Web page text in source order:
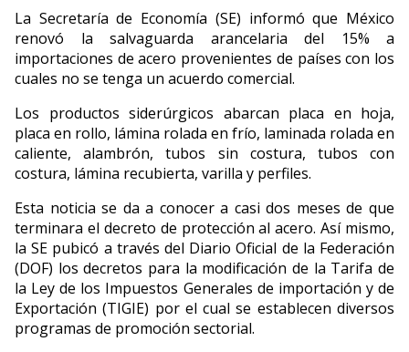
La Secretaría de Economía (SE) informó que México
renovó la salvaguarda arancelaria del 15% a
importaciones de acero provenientes de países con los
cuales no se tenga un acuerdo comercial.
Los productos siderúrgicos abarcan placa en hoja,
placa en rollo, lámina rolada en frío, laminada rolada en
caliente, alambrón, tubos sin costura, tubos con
costura, lámina recubierta, varilla y perfiles.
Esta noticia se da a conocer a casi dos meses de que
terminara el decreto de protección al acero. Así mismo,
la SE pubicó a través del Diario Oficial de la Federación
(DOF) los decretos para la modificación de la Tarifa de
la Ley de los Impuestos Generales de importación y de
Exportación (TIGIE) por el cual se establecen diversos
programas de promoción sectorial.